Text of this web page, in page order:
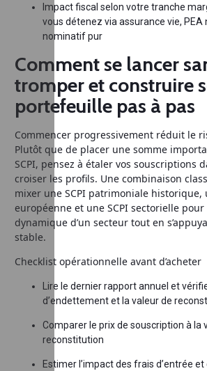
Impact fiscal selon votre tranche
vous détenez via assurance vie, PEA
nominatif pur
Comment se lancer
tromper et construire
portefeuille pas à pas
Commencer progressivement réduit le
Plutôt que de placer une somme
SCPI, pensez à étaler vos souscriptions
croiser les profils. Une combinaison
mixer une SCPI patrimoniale historique,
européenne et une SCPI sectorielle
dynamique d’un secteur tout en
stable.
Checklist opérationnelle avant d’acheter
Lire le dernier rapport annuel et
d’endettement et la valeur de
Comparer le prix de souscription à la
reconstitution
Estimer l’impact des frais d’entrée